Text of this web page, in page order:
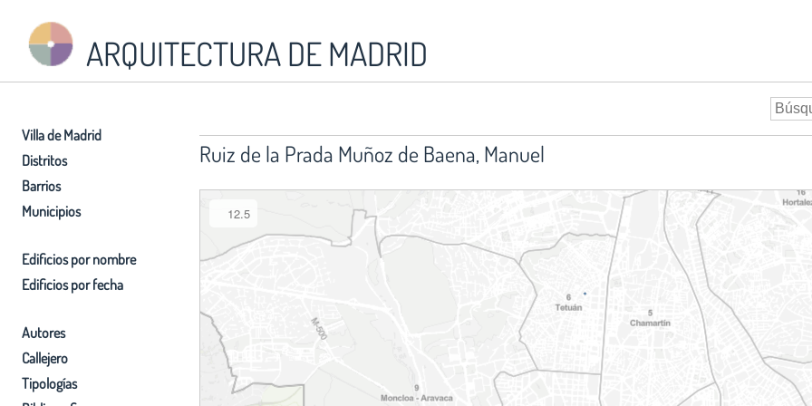
ARQUITECTURA DE MADRID
Villa de Madrid
Distritos
Barrios
Municipios
Edificios por nombre
Edificios por fecha
Autores
Callejero
Tipologías
Ruiz de la Prada Muñoz de Baena, Manuel
12.5